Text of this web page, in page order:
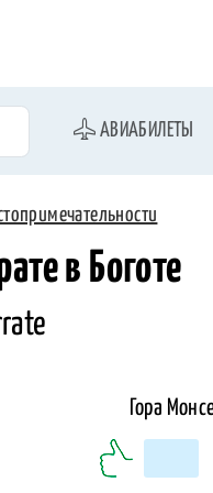
АВИАБИЛЕТЫ
в Боготе